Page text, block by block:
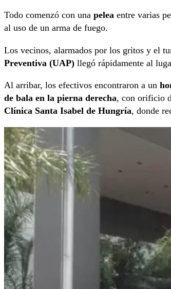
Todo comenzó con una pelea entre varias
al uso de un arma de fuego.
Los vecinos, alarmados por los gritos y el
Preventiva (UAP) llegó rápidamente al
Al arribar, los efectivos encontraron a un
de bala en la pierna derecha, con orificio
Clínica Santa Isabel de Hungría, donde